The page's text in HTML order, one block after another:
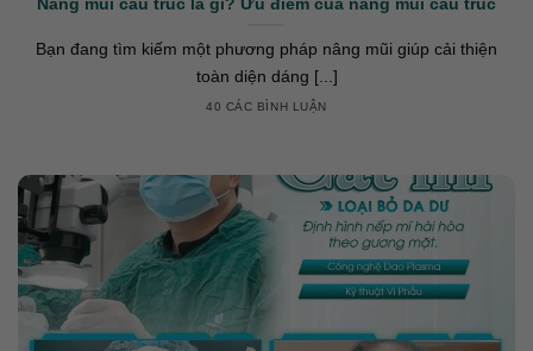
Bạn đang tìm kiếm một phương pháp nâng mũi giúp cải thiện
toàn diện dáng [...]
40 CÁC BÌNH LUẬN